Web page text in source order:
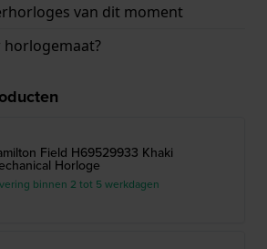
van dit moment
horlogemaat?
Field H69529933 Khaki
Horloge
binnen 2 tot 5 werkdagen